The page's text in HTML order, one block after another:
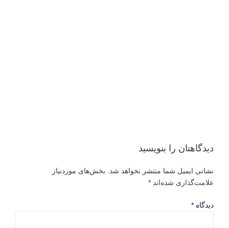
دیدگاهتان را بنویسید
نشانی ایمیل شما منتشر نخواهد شد.
بخش‌های موردنیاز
علامت‌گذاری شده‌اند *
دیدگاه *